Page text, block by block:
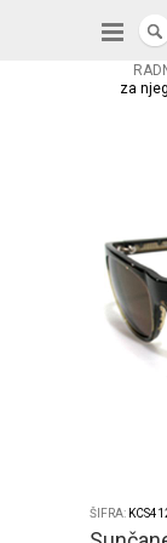
za
ŠIFRA: